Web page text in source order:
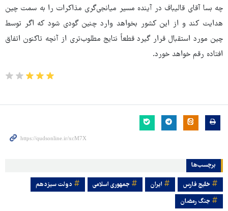
چه بسا آقای قالیباف در آینده مسیر میانجی‌گری مذاکرات را به سمت چین
هدایت کند و از این کشور بخواهد وارد چنین گودی شود که اگر توسط
چین مورد استقبال قرار گیرد قطعاً نتایج مطلوب‌تری از آنچه تاکنون اتفاق
افتاده رقم خواهد خورد.
برچسب‌ها
خلیج فارس ایران جمهوری اسلامی
دولت سيزدهم
جنگ رمضان